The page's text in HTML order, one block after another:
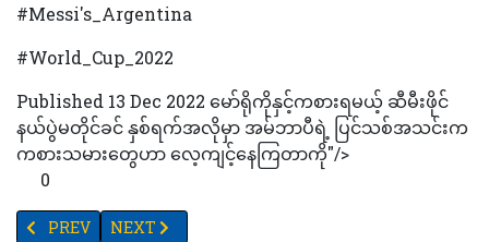
#Messi's_Argentina
#World_Cup_2022
Published 13 Dec 2022 မော်ရိုကိုနှင့်ကစားရမယ့် ဆီမီးဖိုင်
နယ်ပွဲမတိုင်ခင် နှစ်ရက်အလိုမှာ အမ်ဘာပီရဲ့ ပြင်သစ်အသင်းက
ကစားသမားတွေဟာ လေ့ကျင့်နေကြတာကို"/>
0
PREVIOUS ARTICLE: ကင်ညာနိုင်ငံ မာဆိုင်းလူမျိုးတို့၏ ရိုးရာခြင်္သေ့
PREV NEXT ARTICLE: အင်ဒိုနီးရှားတွင် ကျင့်သုံးမည့် လိင်
NEXT